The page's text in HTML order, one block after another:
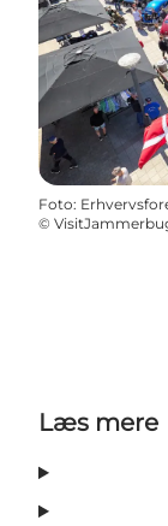
Foto:
©
Læs mere